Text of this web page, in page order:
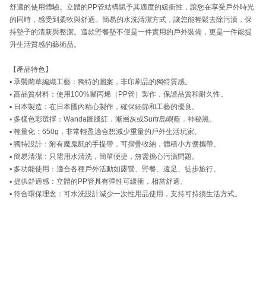
舒適的使用體驗。立體的PP管結構賦予其適度的緩衝性，讓您在享受戶外時光
的同時，感受到柔軟與舒適。簡易的水洗清潔方式，讓您能輕鬆去除污漬，保
持墊子的清新與整潔。這款野餐墊不僅是一件實用的戶外裝備，更是一件能提
升生活質感的藝術品。
【產品特色】
▪ 承襲藺草編織工藝：獨特的圖案，非印刷品的獨特質感。
▪ 高品質材料：使用100%聚丙烯（PP管）製作，保證品質和耐久性。
▪ 日本製造：在日本國內精心製作，確保細節和工藝的優良。
▪ 多樣色彩選擇：Wanda圖騰紅．漸層灰或Surtr島嶼藍．神秘黑。
▪ 輕量化：650g，非常輕盈適合想減少重量的戶外生活玩家。
▪ 獨特設計：附有魔鬼氈的手提帶，可摺疊收納，體積小方便攜帶。
▪ 簡易清潔：只需用水清洗，簡單便捷，無需擔心污漬問題。
▪ 多功能使用：適合各種戶外活動如露營、野餐、遠足、徒步旅行。
▪ 提供舒適感：立體的PP管具有彈性可緩衝，相當舒適。
▪ 符合環保理念：可水洗設計減少一次性用品使用，支持可持續生活方式。